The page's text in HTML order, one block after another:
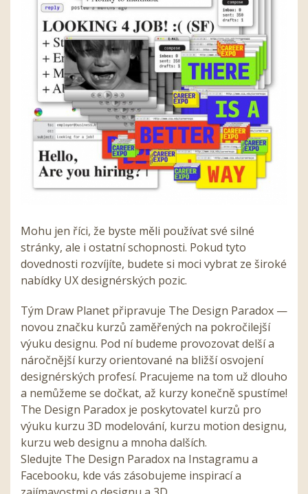
Mohu jen říci, že byste měli používat své silné
stránky, ale i ostatní schopnosti. Pokud tyto
dovednosti rozvíjíte, budete si moci vybrat ze široké
nabídky UX designérských pozic.
Tým Draw Planet připravuje The Design Paradox —
novou značku kurzů zaměřených na pokročilejší
výuku designu. Pod ní budeme provozovat delší a
náročnější kurzy orientované na bližší osvojení
designérských profesí. Pracujeme na tom už dlouho
a nemůžeme se dočkat, až kurzy konečně spustíme!
The Design Paradox je poskytovatel kurzů pro
výuku kurzu 3D modelování, kurzu motion designu,
kurzu web designu a mnoha dalších.
Sledujte The Design Paradox na Instagramu a
Facebooku, kde vás zásobujeme inspirací a